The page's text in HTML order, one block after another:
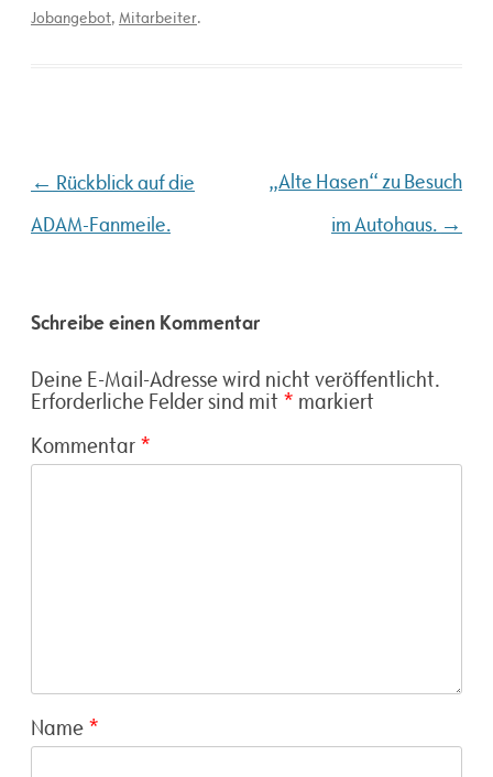
Jobangebot, Mitarbeiter.
Beitragsnavigation
← Rückblick auf die
ADAM-Fanmeile.
„Alte Hasen“ zu Besuch
im Autohaus. →
Schreibe einen Kommentar
Deine E-Mail-Adresse wird nicht veröffentlicht.
Erforderliche Felder sind mit * markiert
Kommentar *
Name *